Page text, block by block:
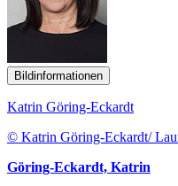
Bildinformationen
Katrin Göring-Eckardt
© Katrin Göring-Eckardt/
Göring-Eckardt, Katrin